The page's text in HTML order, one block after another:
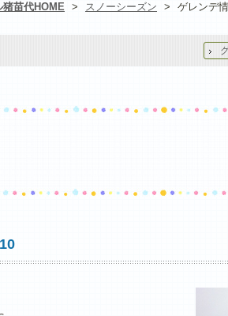
猪苗代HOME > スノーシーズン > ゲレンデ